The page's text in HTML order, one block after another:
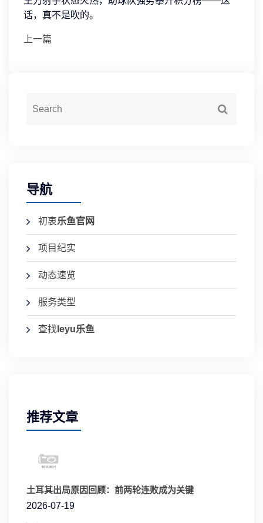
话，真不是吹的。
上一篇
导航
初衷乐鱼官网
项目纪实
动态速览
服务类型
查找 leyu乐鱼
推荐文章
土耳其出局原因回顾：前两轮连败成为关键
2026-07-19